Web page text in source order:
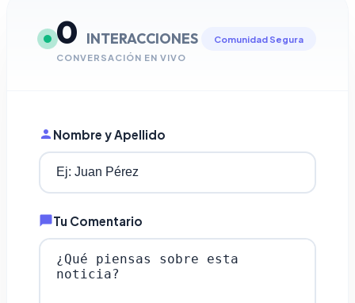
0 INTERACCIONES
CONVERSACIÓN EN VIVO
Comunidad Segura
Nombre y Apellido
Tu Comentario